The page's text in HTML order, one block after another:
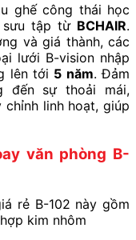
ghế công thái học
sưu tập từ BCHAIR.
và giá thành, các
lưới B-vision nhập
lên tới 5 năm. Đảm
đến sự thoải mái,
linh hoạt, giúp
văn phòng B-
rẻ B-102 này gồm
kim nhôm